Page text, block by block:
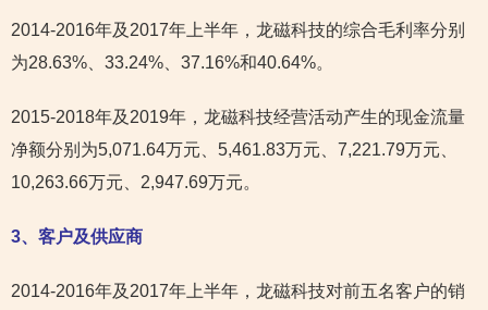
2014-2016年及2017年上半年，龙磁科技的综合毛利率分别
为28.63%、33.24%、37.16%和40.64%。
2015-2018年及2019年，龙磁科技经营活动产生的现金流量
净额分别为5,071.64万元、5,461.83万元、7,221.79万元、
10,263.66万元、2,947.69万元。
3、客户及供应商
2014-2016年及2017年上半年，龙磁科技对前五名客户的销